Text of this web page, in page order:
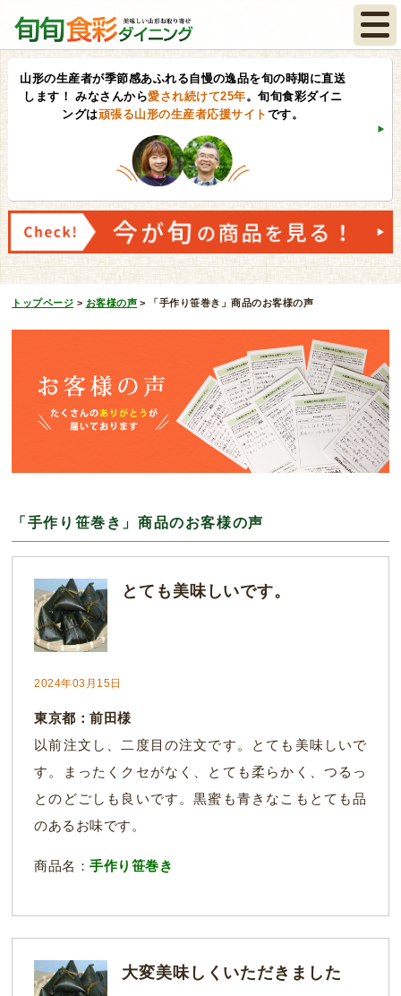
山形の生産者が季節感あふれる自慢の逸品を旬の時期に直送
します！ みなさんから愛され続けて25年。旬旬食彩ダイニ
ングは頑張る山形の生産者応援サイト です。
トップページ > お客様の声 > 「手作り笹巻き」商品のお客様の声
「手作り笹巻き」商品のお客様の声
とても美味しいです。
2024年03月15日
東京都：前田様
以前注文し、二度目の注文です。とても美味しいで
す。まったくクセがなく、とても柔らかく、つるっ
とのどごしも良いです。黒蜜も青きなこもとても品
のあるお味です。
商品名：手作り笹巻き
大変美味しくいただきました